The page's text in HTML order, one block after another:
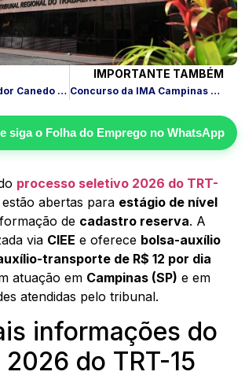
Câmara de Senador Canedo abre concurso com salários até R$ 11,9 mil
IMPORTANTE TAMBÉM
Concurso da IMA Campinas abre 8 vagas e paga até R$ 5,6 mil
siga o Folha do Empregono WhatsApp
processo seletivo 2026 do TRT-
estão abertas para estágio de nível
de cadastro reserva. A
via CIEE e oferece bolsa-auxílio
transporte de R$ 12 por dia
atuação em Campinas (SP) e em
atendidas pelo tribunal.
informações do
do TRT-15